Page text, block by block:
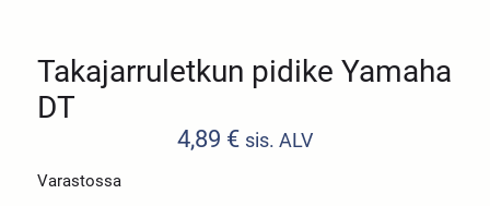
Takajarruletkun pidike Yamaha
DT
4,89 € sis. ALV
Varastossa